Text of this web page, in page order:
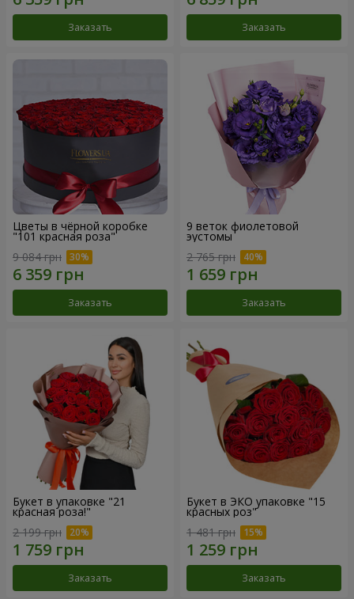
Заказать Заказать
Цветы в чёрной коробке
"101 красная роза"
9 084 грн
Заказать
9 веток фиолетовой
эустомы
2 765 грн
Заказать
Букет в упаковке "21
красная роза!"
2 199 грн
Заказать
Букет в ЭКО упаковке "15
красных роз"
1 481 грн
Заказать